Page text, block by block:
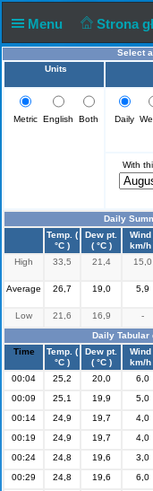
Menu Strona
Select
Units
Metric English Both Daily
With
Daily
Temp. (
°C )
Dew pt.
( °C )
Wind
km/h
High
33,5 21,4 15,0
Average 26,7 19,0 5,9
Low 21,6 16,9 -
Daily Tabular
Time
Temp. (
°C )
Dew pt.
( °C )
Wind
km/h
00:04
25,2 20,0 6,0
00:09
25,1 19,9 5,0
00:14
24,9 19,7 4,0
00:19
24,9 19,7 4,0
00:24
24,8 19,6 3,0
00:29
24,8 19,6 6,0